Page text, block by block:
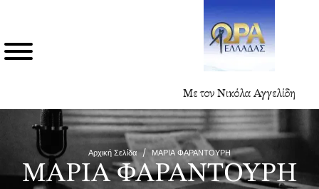
Με τον Νικόλα Αγγελίδη
Αρχική Σελίδα / ΜΑΡΙΑ ΦΑΡΑΝΤΟΥΡΗ
ΜΑΡΙΑ ΦΑΡΑΝΤΟΥΡΗ